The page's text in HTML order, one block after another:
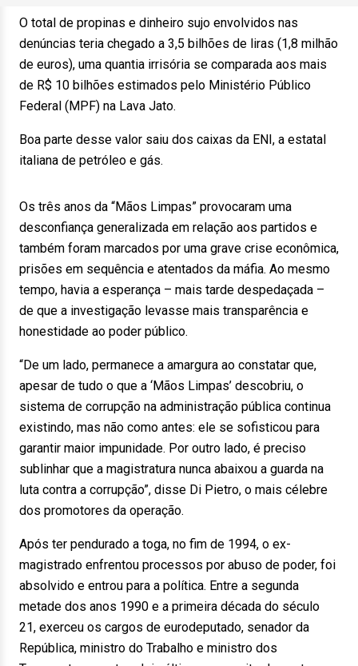
O total de propinas e dinheiro sujo envolvidos nas
denúncias teria chegado a 3,5 bilhões de liras (1,8 milhão
de euros), uma quantia irrisória se comparada aos mais
de R$ 10 bilhões estimados pelo Ministério Público
Federal (MPF) na Lava Jato.
Boa parte desse valor saiu dos caixas da ENI, a estatal
italiana de petróleo e gás.
Os três anos da “Mãos Limpas” provocaram uma
desconfiança generalizada em relação aos partidos e
também foram marcados por uma grave crise econômica,
prisões em sequência e atentados da máfia. Ao mesmo
tempo, havia a esperança – mais tarde despedaçada –
de que a investigação levasse mais transparência e
honestidade ao poder público.
“De um lado, permanece a amargura ao constatar que,
apesar de tudo o que a ‘Mãos Limpas’ descobriu, o
sistema de corrupção na administração pública continua
existindo, mas não como antes: ele se sofisticou para
garantir maior impunidade. Por outro lado, é preciso
sublinhar que a magistratura nunca abaixou a guarda na
luta contra a corrupção”, disse Di Pietro, o mais célebre
dos promotores da operação.
Após ter pendurado a toga, no fim de 1994, o ex-
magistrado enfrentou processos por abuso de poder, foi
absolvido e entrou para a política. Entre a segunda
metade dos anos 1990 e a primeira década do século
21, exerceu os cargos de eurodeputado, senador da
República, ministro do Trabalho e ministro dos